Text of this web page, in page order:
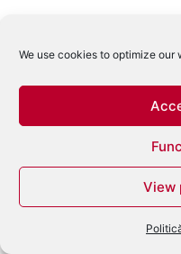
We use cookies to optimize our
View